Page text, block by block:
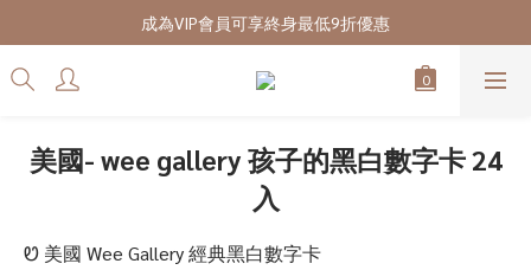
7/28-8/20 CUBi 收藏季全館買二送一
成為VIP會員可享終身最低9折優惠
7/28-8/20 CUBi 收藏季全館買二送一
美國- wee gallery 孩子的黑白數字卡 24
入
Ꮼ 美國 Wee Gallery 經典黑白數字卡